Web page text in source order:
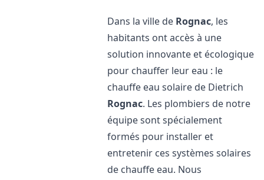
Dans la ville de Rognac, les
habitants ont accès à une
solution innovante et écologique
pour chauffer leur eau : le
chauffe eau solaire de Dietrich
Rognac. Les plombiers de notre
équipe sont spécialement
formés pour installer et
entretenir ces systèmes solaires
de chauffe eau. Nous